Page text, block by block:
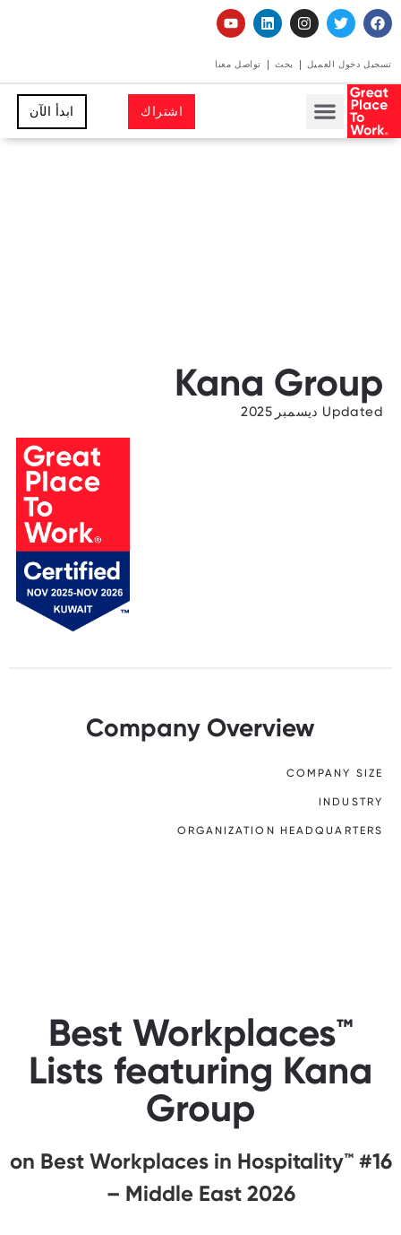
تسجيل دخول العميل بحث تواصل معنا
اشتراك ابدأ الآن
Kana Group
Updated ديسمبر 2025
Company Overview
COMPANY SIZE
INDUSTRY
ORGANIZATION HEADQUARTERS
Best Workplaces™
Lists featuring Kana
Group
#16 on Best Workplaces in Hospitality™
– Middle East 2026